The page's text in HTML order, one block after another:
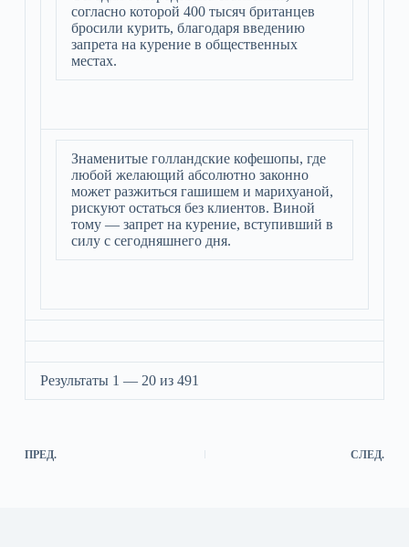
согласно которой 400 тысяч британцев
бросили курить, благодаря введению
запрета на курение в общественных
местах.
Знаменитые голландские кофешопы, где
любой желающий абсолютно законно
может разжиться гашишем и марихуаной,
рискуют остаться без клиентов. Виной
тому — запрет на курение, вступивший в
силу с сегодняшнего дня.
Результаты 1 — 20 из 491
ПРЕД. СЛЕД.